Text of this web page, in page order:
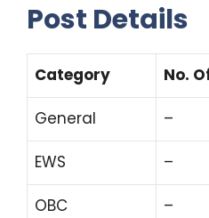
Post Details
Category No.
General –
EWS –
OBC –